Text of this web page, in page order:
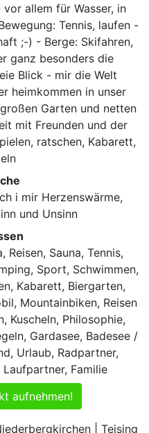
allem für Wasser, in
Tennis, laufen -
;-) - Berge: Skifahren,
ganz besonders die
Blick - mir die Welt
heimkommen in unser
Garten und netten
mit Freunden und der
ratschen, Kabarett,
i mir Herzenswärme,
und Unsinn
Reisen, Sauna, Tennis,
Sport, Schwimmen,
Kabarett, Biergarten,
Mountainbiken, Reisen
Kuscheln, Philosophie,
Gardasee, Badesee /
Urlaub, Radpartner,
Familie
aufnehmen!
| Teising